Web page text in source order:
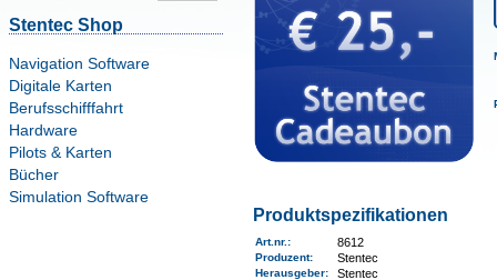
Stentec Shop
Navigation Software
Digitale Karten
Berufsschifffahrt
Hardware
Pilots & Karten
Bücher
Simulation Software
Produktspezifikationen
Art.nr. : 8612
Produzent: Stentec
Herausgeber: Stentec